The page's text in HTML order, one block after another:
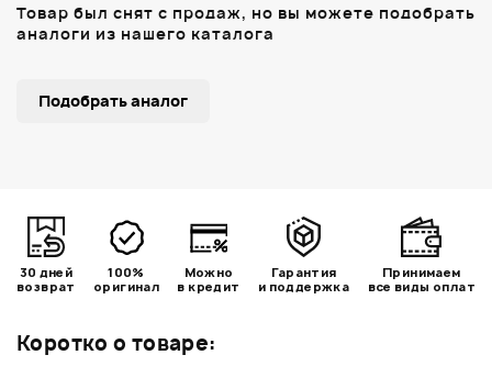
Коротко о товаре:
Товар был снят с продаж, но вы можете подобрать
аналоги из нашего каталога
Подобрать аналог
30 дней
возврат
100%
оригинал
Можно
в кредит
Гарантия
и поддержка
Принимаем
все виды оплат